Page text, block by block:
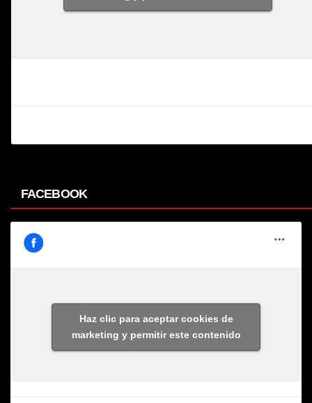
FACEBOOK
Haz clic para aceptar cookies de
marketing y permitir este contenido